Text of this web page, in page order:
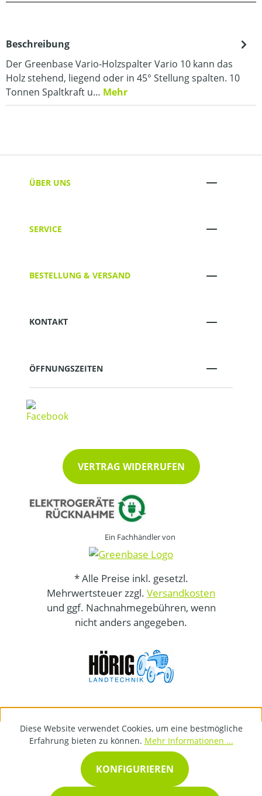
Beschreibung
Der Greenbase Vario-Holzspalter Vario 10 kann das
Holz stehend, liegend oder in 45° Stellung spalten. 10
Tonnen Spaltkraft u… Mehr
ÜBER UNS
SERVICE
BESTELLUNG & VERSAND
KONTAKT
ÖFFNUNGSZEITEN
VERTRAG WIDERRUFEN
Ein Fachhändler von
* Alle Preise inkl. gesetzl.
Mehrwertsteuer zzgl. Versandkosten
und ggf. Nachnahmegebühren, wenn
nicht anders angegeben.
Diese Website verwendet Cookies, um eine bestmögliche
Erfahrung bieten zu können. Mehr Informationen ...
KONFIGURIEREN